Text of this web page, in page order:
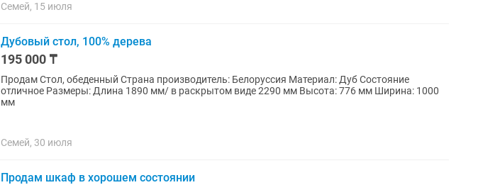
Семей, 15 июля
Дубовый стол, 100% дерева
195 000 ₸
Продам Стол, обеденный Страна производитель: Белоруссия Материал: Дуб Состояние
отличное Размеры: Длина 1890 мм/ в раскрытом виде 2290 мм Высота: 776 мм Ширина: 1000
мм
Семей, 30 июля
Продам шкаф в хорошем состоянии